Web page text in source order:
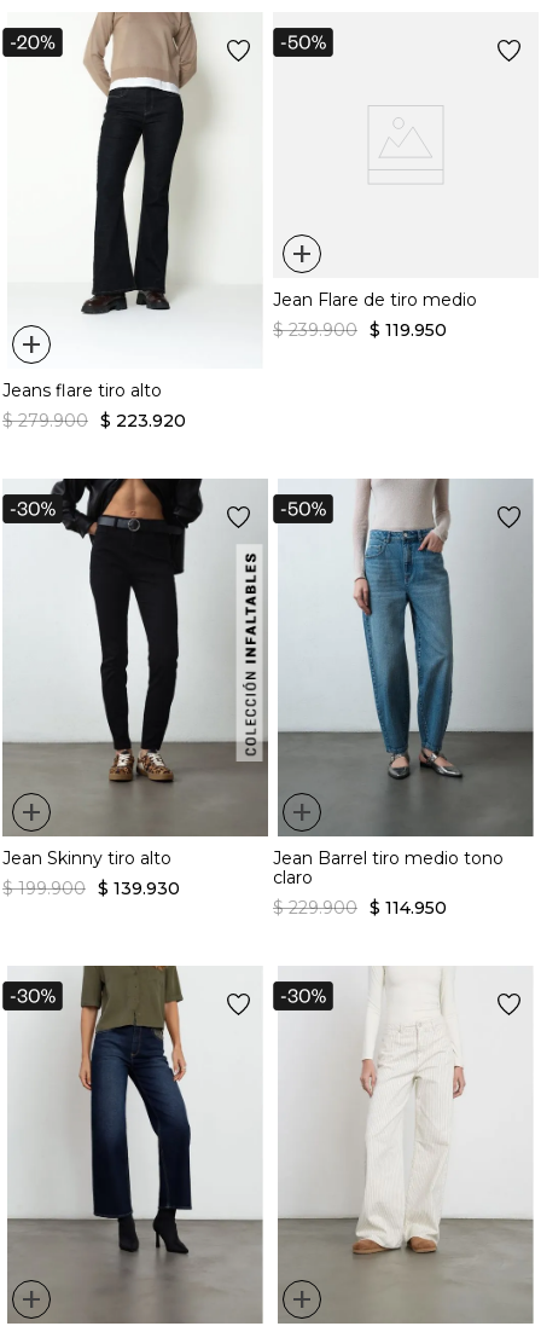
+
Jeans flare tiro alto
$ 279.900 $ 223.920
+
Jean Flare de tiro medio
$ 239.900 $ 119.950
+
Jean Skinny tiro alto
$ 199.900 $ 139.930
+
Jean Barrel tiro medio tono
claro
$ 229.900 $ 114.950
+ +